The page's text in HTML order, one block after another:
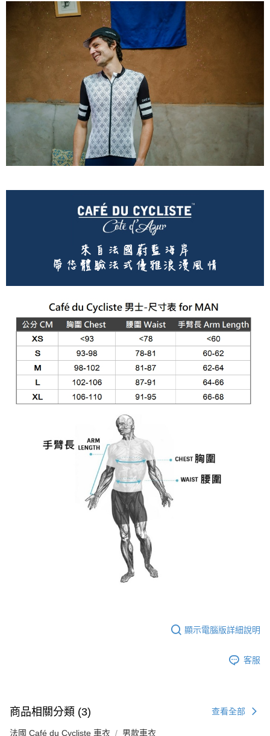
顯示電腦版詳細說明
客服
商品相關分類 (3) 查看全部
法國 Café du Cycliste 車衣 男款車衣